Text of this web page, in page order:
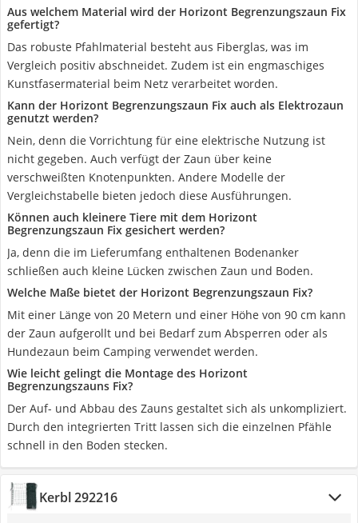
Aus welchem Material wird der Horizont Begrenzungszaun Fix
gefertigt?
Das robuste Pfahlmaterial besteht aus Fiberglas, was im
Vergleich positiv abschneidet. Zudem ist ein engmaschiges
Kunstfasermaterial beim Netz verarbeitet worden.
Kann der Horizont Begrenzungszaun Fix auch als Elektrozaun
genutzt werden?
Nein, denn die Vorrichtung für eine elektrische Nutzung ist
nicht gegeben. Auch verfügt der Zaun über keine
verschweißten Knotenpunkten. Andere Modelle der
Vergleichstabelle bieten jedoch diese Ausführungen.
Können auch kleinere Tiere mit dem Horizont
Begrenzungszaun Fix gesichert werden?
Ja, denn die im Lieferumfang enthaltenen Bodenanker
schließen auch kleine Lücken zwischen Zaun und Boden.
Welche Maße bietet der Horizont Begrenzungszaun Fix?
Mit einer Länge von 20 Metern und einer Höhe von 90 cm kann
der Zaun aufgerollt und bei Bedarf zum Absperren oder als
Hundezaun beim Camping verwendet werden.
Wie leicht gelingt die Montage des Horizont
Begrenzungszauns Fix?
Der Auf- und Abbau des Zauns gestaltet sich als unkompliziert.
Durch den integrierten Tritt lassen sich die einzelnen Pfähle
schnell in den Boden stecken.
Kerbl 292216